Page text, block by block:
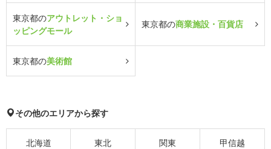
東京都のアウトレット・ショ
ッピングモール
東京都の商業施設・百貨店
東京都の美術館
その他のエリアから探す
北海道 東北 関東 甲信越